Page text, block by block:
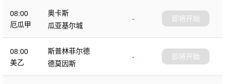
08:00
厄瓜甲
奥卡斯
-
瓜亚基尔城
即将开始
08:00
美乙
斯普林菲尔德
-
德莫因斯
即将开始